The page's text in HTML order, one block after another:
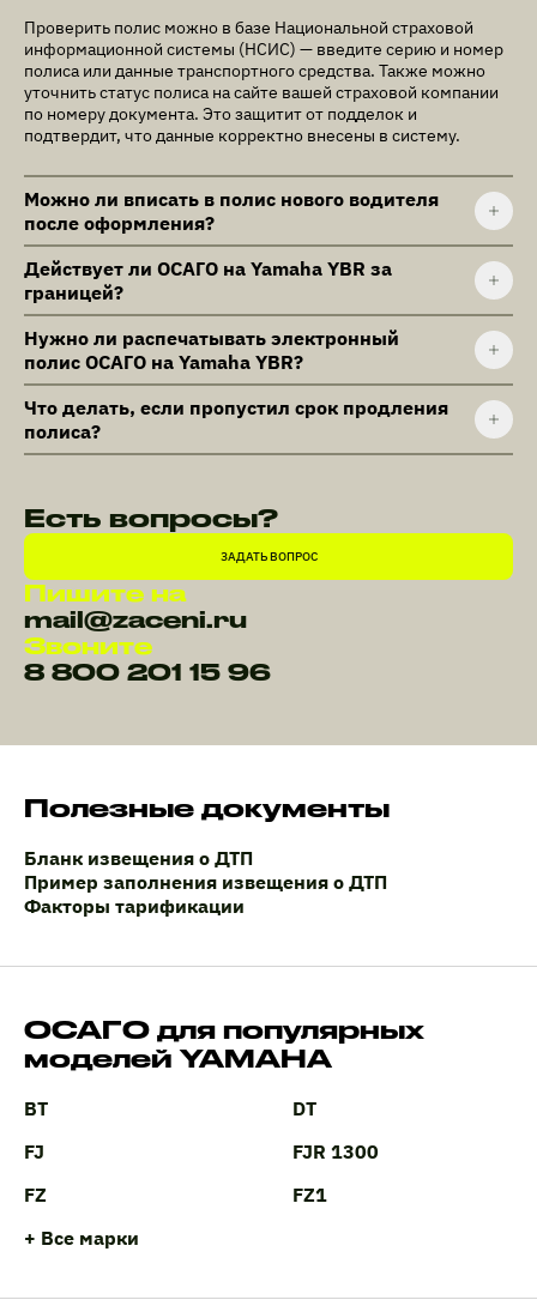
Проверить полис можно в базе Национальной страховой
информационной системы (НСИС) — введите серию и номер
полиса или данные транспортного средства. Также можно
уточнить статус полиса на сайте вашей страховой компании
по номеру документа. Это защитит от подделок и
подтвердит, что данные корректно внесены в систему.
Можно ли вписать в полис нового водителя
после оформления?
Действует ли ОСАГО на Yamaha YBR за
границей?
Нужно ли распечатывать электронный
полис ОСАГО на Yamaha YBR?
Что делать, если пропустил срок продления
полиса?
Есть вопросы?
ЗАДАТЬ ВОПРОС
Пишите на
mail@zaceni.ru
Звоните
8 800 201 15 96
Полезные документы
Бланк извещения о ДТП
Пример заполнения извещения о ДТП
Факторы тарификации
ОСАГО для популярных
моделей YAMAHA
BT
DT
FJ
FJR 1300
FZ
FZ1
+ Все марки